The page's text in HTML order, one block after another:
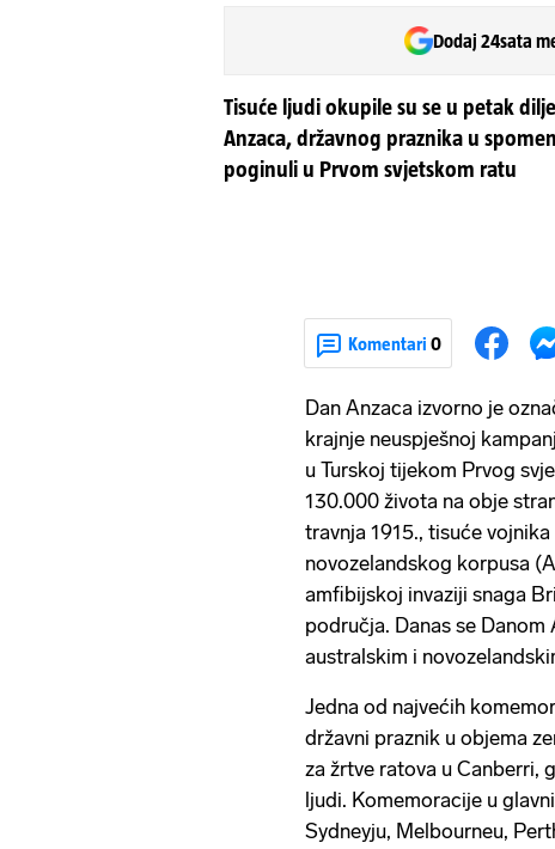
Dodaj 24sata
Tisuće ljudi okupile su se u petak
Anzaca, državnog praznika u
poginuli u Prvom svjetskom ratu
Komentari 0
Dan Anzaca izvorno je
krajnje neuspješnoj
u Turskoj tijekom Prvog
130.000 života na obje
travnja 1915., tisuće
novozelandskog korpusa
amfibijskoj invaziji snaga
područja. Danas se
australskim i
Jedna od najvećih
državni praznik u objema
za žrtve ratova u Canberri,
ljudi. Komemoracije u
Sydneyju, Melbourneu,